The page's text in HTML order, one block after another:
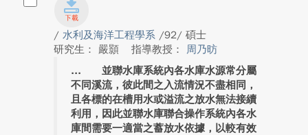
/ 水利及海洋工程學系 /92/ 碩士
研究生： 嚴顥
指導教授： 周乃昉
並聯水庫系統內各水庫水源常分屬
不同溪流，彼此間之入流情況不盡相同，
且各標的在槽用水或溢流之放水無法接續
利用，因此並聯水庫聯合操作系統內各水
庫間需要一適當之蓄放水依據，以較有效